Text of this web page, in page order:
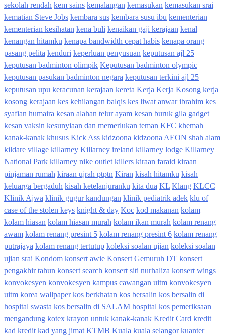
sekolah rendah kem sains kemalangan kemasukan kemasukan srai
kematian Steve Jobs kembara sus kembara susu ibu kementerian
kementerian kesihatan kena buli kenaikan gaji kerajaan kenal
kenangan hitamku kenapa bandwidth cepat habis kenapa orang
pasang pelita kenduri keperluan penyusuan keputusan ajl 25
keputusan badminton olimpik Keputusan badminton olympic
keputusan pasukan badminton negara keputusan terkini ajl 25
keputusan upu keracunan kerajaan kereta Kerja Kerja Kosong kerja
kosong kerajaan kes kehilangan balqis kes liwat anwar ibrahim kes
syafian humaira kesan alahan telur ayam kesan buruk gila gadget
kesan vaksin kesunyiaan dan memerlukan teman KFC khemah
kanak-kanak khusus Kick Ass kidzoona kidzoona AEON shah alam
kildare village killarney Killarney ireland killarney lodge Killarney
National Park killarney nike outlet killers kiraan faraid kiraan
pinjaman rumah kiraan ujrah ptptn Kiran kisah hitamku kisah
keluarga bergaduh kisah ketelanjuranku kita dua KL Klang KLCC
Klinik Ajwa klinik gugur kandungan klinik pediatrik adek klu of
case of the stolen keys knight & day Koc kod makanan kolam
kolam hiasan kolam hiasan murah kolam ikan murah kolam renang
awam kolam renang presint 5 kolam renang presint 6 kolam renang
putrajaya kolam renang tertutup koleksi soalan ujian koleksi soalan
ujian srai Kondom konsert awie Konsert Gemuruh DT konsert
pengakhir tahun konsert search konsert siti nurhaliza konsert wings
konvokesyen konvokesyen kampus cawangan uitm konvokesyen
uitm korea wallpaper kos berkhatan kos bersalin kos bersalin di
hospital swasta kos bersalin di SALAM hospital kos pemeriksaan
mengandung kotex krayon untuk kanak-kanak Kredit Card kredit
kad kredit kad yang jimat KTMB Kuala kuala selangor kuanter